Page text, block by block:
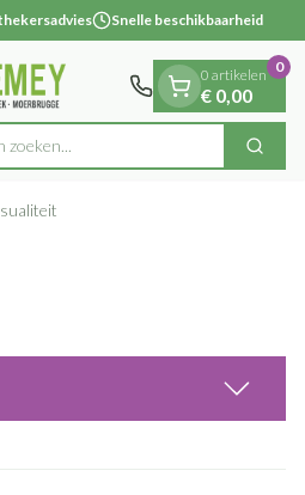
Snelle beschikbaarheid
zoeken... Zoek
0 artikelen
€ 0,00
0